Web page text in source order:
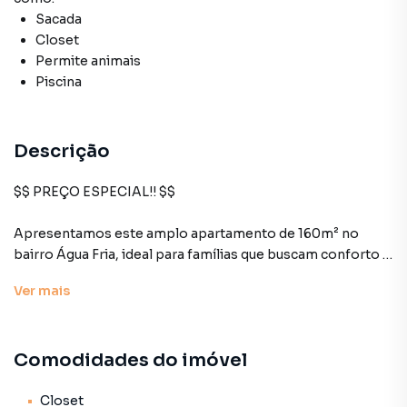
Sacada
Closet
Permite animais
Piscina
Descrição
$$ PREÇO ESPECIAL!! $$
Apresentamos este amplo apartamento de 160m² no
bairro Água Fria, ideal para famílias que buscam conforto e
conforto. Os outros dois quartos são bem dimensionados
família, para hóspedes ou como home office, adaptando-
Ver mais
Comodidades do imóvel
Closet